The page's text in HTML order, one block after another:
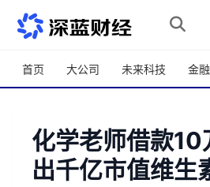
跳转到主内容
首页 大公司 未来科技 金融
化学老师借款10
出千亿市值维生